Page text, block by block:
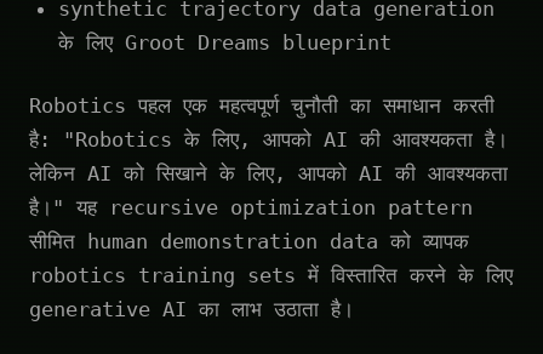
synthetic trajectory data generation
के लिए Groot Dreams blueprint
Robotics पहल एक महत्वपूर्ण चुनौती का समाधान करती
है: "Robotics के लिए, आपको AI की आवश्यकता है।
लेकिन AI को सिखाने के लिए, आपको AI की आवश्यकता
है।" यह recursive optimization pattern
सीमित human demonstration data को व्यापक
robotics training sets में विस्तारित करने के लिए
generative AI का लाभ उठाता है।